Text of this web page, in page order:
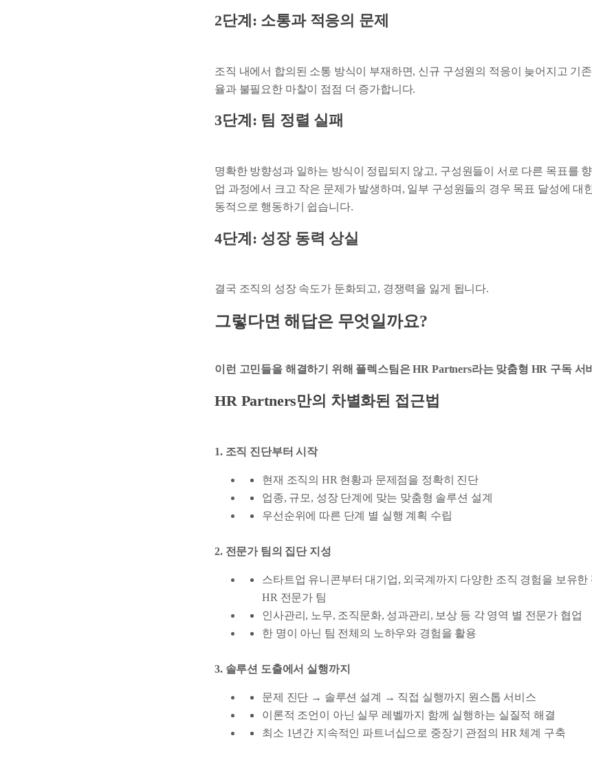
2단계: 소통과 적응의 문제
조직 내에서 합의된 소통 방식이 부재하면, 신규 구성원의 적응이 늦어지고 기
율과 불필요한 마찰이 점점 더 증가합니다.
3단계: 팀 정렬 실패
명확한 방향성과 일하는 방식이 정립되지 않고, 구성원들이 서로 다른 목표를
업 과정에서 크고 작은 문제가 발생하며, 일부 구성원들의 경우 목표 달성에 대
동적으로 행동하기 쉽습니다.
4단계: 성장 동력 상실
결국 조직의 성장 속도가 둔화되고, 경쟁력을 잃게 됩니다.
그렇다면 해답은 무엇일까요?
이런 고민들을 해결하기 위해 플렉스팀은 HR Partners라는 맞춤형 HR 구독 서
HR Partners만의 차별화된 접근법
1. 조직 진단부터 시작
현재 조직의 HR 현황과 문제점을 정확히 진단
업종, 규모, 성장 단계에 맞는 맞춤형 솔루션 설계
우선순위에 따른 단계 별 실행 계획 수립
2. 전문가 팀의 집단 지성
스타트업 유니콘부터 대기업, 외국계까지 다양한 조직 경험을 보유한
HR 전문가 팀
인사관리, 노무, 조직문화, 성과관리, 보상 등 각 영역 별 전문가 협업
한 명이 아닌 팀 전체의 노하우와 경험을 활용
3. 솔루션 도출에서 실행까지
문제 진단 → 솔루션 설계 → 직접 실행까지 원스톱 서비스
이론적 조언이 아닌 실무 레벨까지 함께 실행하는 실질적 해결
최소 1년간 지속적인 파트너십으로 중장기 관점의 HR 체계 구축